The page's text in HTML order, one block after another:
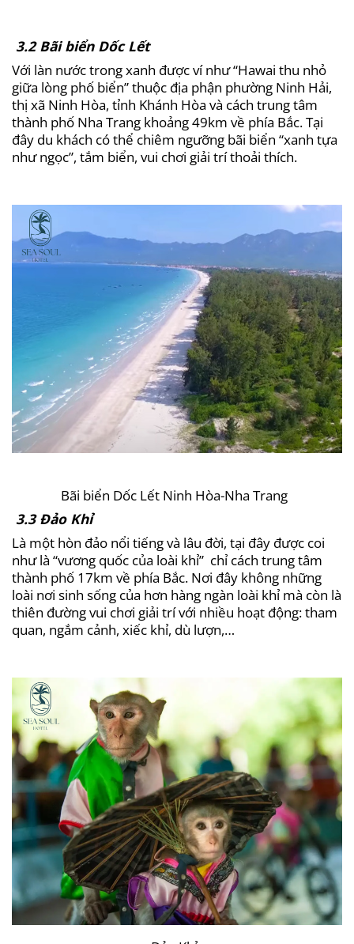
3.2 Bãi biển Dốc Lết
Với làn nước trong xanh được ví như “Hawai thu nhỏ
giữa lòng phố biển” thuộc địa phận phường Ninh Hải,
thị xã Ninh Hòa, tỉnh Khánh Hòa và cách trung tâm
thành phố Nha Trang khoảng 49km về phía Bắc. Tại
đây du khách có thể chiêm ngưỡng bãi biển “xanh tựa
như ngọc”, tắm biển, vui chơi giải trí thoải thích.
Bãi biển Dốc Lết Ninh Hòa-Nha Trang
3.3 Đảo Khỉ
Là một hòn đảo nổi tiếng và lâu đời, tại đây được coi
như là “vương quốc của loài khỉ” chỉ cách trung tâm
thành phố 17km về phía Bắc. Nơi đây không những
loài nơi sinh sống của hơn hàng ngàn loài khỉ mà còn là
thiên đường vui chơi giải trí với nhiều hoạt động: tham
quan, ngắm cảnh, xiếc khỉ, dù lượn,…